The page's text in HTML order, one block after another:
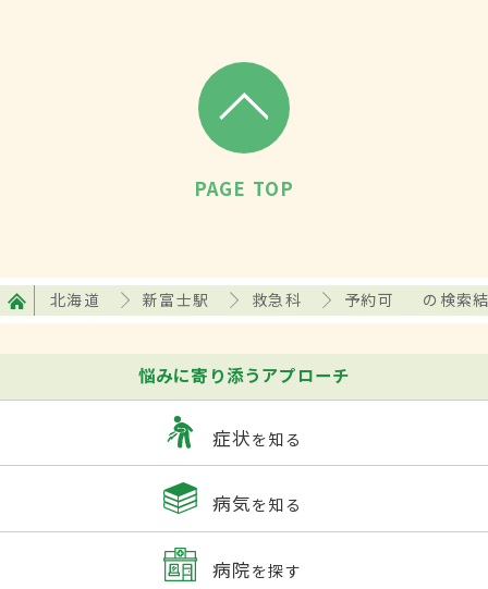
PAGE TOP
北海道 新富士駅 救急科 予約可 の検索
悩みに寄り添うアプローチ
症状を知る
病気を知る
病院を探す